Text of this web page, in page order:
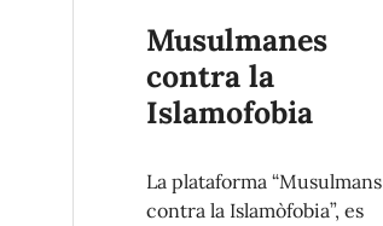
Musulmanes
contra la
Islamofobia
La plataforma “Musulmans
contra la Islamòfobia”, es